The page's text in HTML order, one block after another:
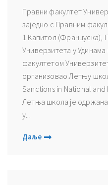
Правни факултет
заједно с Правним
1 Капитол (Француска),
Универзитета у Удинама
факултетом
организовао Летњу
Sanctions in National and
Летња школа је одржана
у...
Даље